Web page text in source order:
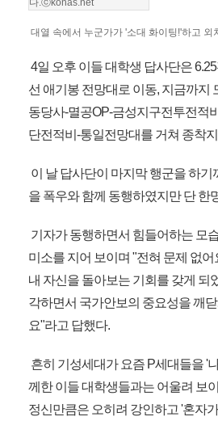
다.ⓒkonas.net
대열 속에서 누군가가 '소대 화이팅!'하고
4일 오후 이들 대학생 답사단은
선 애기봉 전망대로 이동, 지금까지
동당사-멸공OP-금성지구전투전적
단전적비-통일전망대를 거쳐 종착
이 날 답사단이 마지막 행군을 하
을 폭우와 함께 동행하였지만 단 한
기자가 동행하면서 힘들어하는 모
미소를 지어 보이며 "전혀 문제 없
내 자신을 돌아보는 기회를 갖게 되
각하면서 국가안보의 중요성을 깨
요"라고 답했다.
흔히 기성세대가 요즘 P세대들을 '
께한 이들 대학생들과는 어울려 보
정신만큼은 오히려 강인하고 '혼자